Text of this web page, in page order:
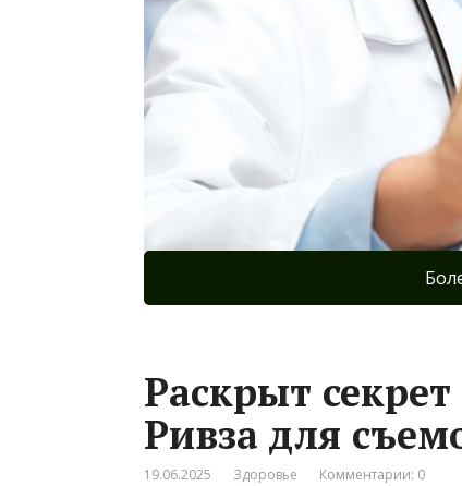
Раскрыт
Ривза для
19.06.2025 Здоровье Комментарии: 0